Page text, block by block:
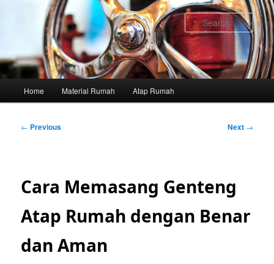
Home Material Rumah Atap Rumah
Post
← Previous Next →
Cara Memasang Genteng
Atap Rumah dengan Benar
dan Aman